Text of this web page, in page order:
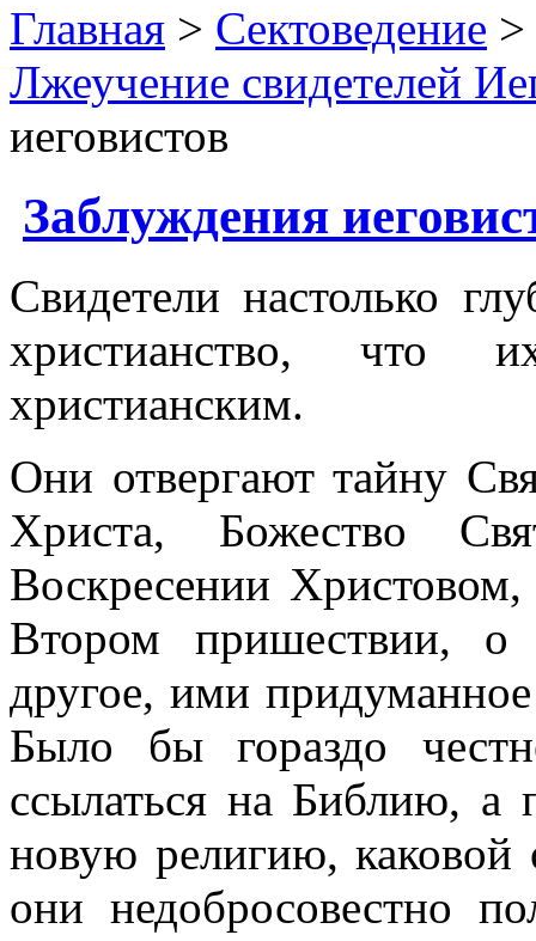
Главная > Сектоведение >
Лжеучение свидетелей
иеговистов
Заблуждения
Свидетели настолько
христианство, что
христианским.
Они отвергают тайну
Христа, Божество
Воскресении
Втором пришествии, о
другое, ими
Было бы гораздо
ссылаться на Библию, а
новую религию, каковой
они недобросовестно